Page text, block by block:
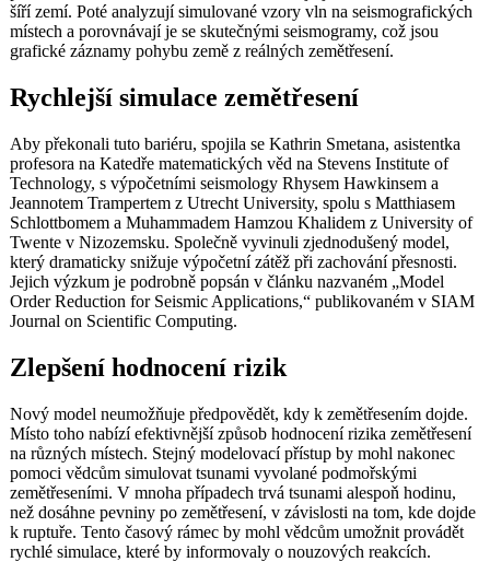
šíří zemí. Poté analyzují simulované vzory vln na seismografických
místech a porovnávají je se skutečnými seismogramy, což jsou
grafické záznamy pohybu země z reálných zemětřesení.
Rychlejší simulace zemětřesení
Aby překonali tuto bariéru, spojila se Kathrin Smetana, asistentka
profesora na Katedře matematických věd na Stevens Institute of
Technology, s výpočetními seismology Rhysem Hawkinsem a
Jeannotem Trampertem z Utrecht University, spolu s Matthiasem
Schlottbomem a Muhammadem Hamzou Khalidem z University of
Twente v Nizozemsku. Společně vyvinuli zjednodušený model,
který dramaticky snižuje výpočetní zátěž při zachování přesnosti.
Jejich výzkum je podrobně popsán v článku nazvaném „Model
Order Reduction for Seismic Applications,“ publikovaném v SIAM
Journal on Scientific Computing.
Zlepšení hodnocení rizik
Nový model neumožňuje předpovědět, kdy k zemětřesením dojde.
Místo toho nabízí efektivnější způsob hodnocení rizika zemětřesení
na různých místech. Stejný modelovací přístup by mohl nakonec
pomoci vědcům simulovat tsunami vyvolané podmořskými
zemětřeseními. V mnoha případech trvá tsunami alespoň hodinu,
než dosáhne pevniny po zemětřesení, v závislosti na tom, kde dojde
k ruptuře. Tento časový rámec by mohl vědcům umožnit provádět
rychlé simulace, které by informovaly o nouzových reakcích.